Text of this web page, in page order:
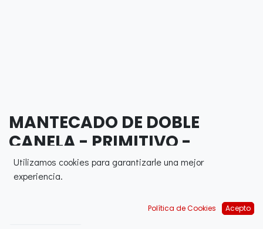
MANTECADO DE DOBLE
CANELA - PRIMITIVO -
0,00€
Utilizamos cookies para garantizarle una mejor
experiencia.
Política de Cookies Acepto